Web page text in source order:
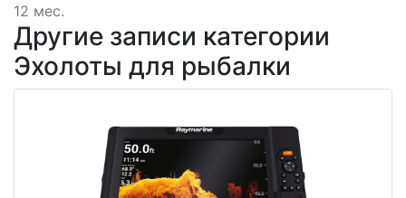
12 мес.
Другие записи категории
Эхолоты для рыбалки